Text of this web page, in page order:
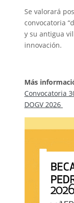
Se valorará
convocatoria
y su antigua
innovación.
Más
Convocatoria
DOGV 2026